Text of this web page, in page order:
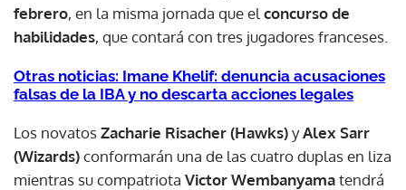
febrero, en la misma jornada que el concurso de
habilidades, que contará con tres jugadores franceses.
Otras noticias: Imane Khelif: denuncia acusaciones
falsas de la IBA y no descarta acciones legales
Los novatosZacharie Risacher (Hawks)yAlex Sarr
(Wizards)conformarán una de las cuatro duplas en liza
mientras su compatriota Victor Wembanyamatendrá